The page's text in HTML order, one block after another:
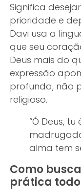
Significa
prioridade e
Davi usa a
que seu
Deus mais do
expressão
profunda, não
religioso.
“Ó Deus,
alma tem
Como
prática